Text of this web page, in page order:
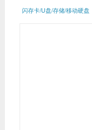
闪存卡/U盘/存储/移动硬盘